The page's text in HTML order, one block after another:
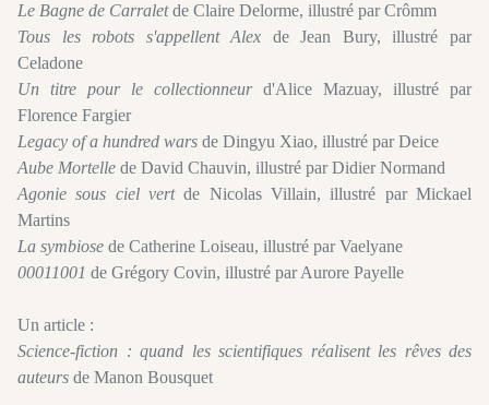
Le Bagne de Carraletde Claire Delorme, illustré par Crômm
Tous les robots s'appellent Alex de Jean Bury, illustré par
Celadone
Un titre pour le collectionneurd'Alice Mazuay, illustré par
Florence Fargier
Legacy of a hundred wars de Dingyu Xiao, illustré par Deice
Aube Mortelle de David Chauvin, illustré par Didier Normand
Agonie sous ciel vertde Nicolas Villain, illustré par Mickael
Martins
La symbiose de Catherine Loiseau, illustré par Vaelyane
00011001 de Grégory Covin, illustré par Aurore Payelle
Un article :
Science-fiction : quand les scientifiques réalisent les rêves des
auteurs de Manon Bousquet